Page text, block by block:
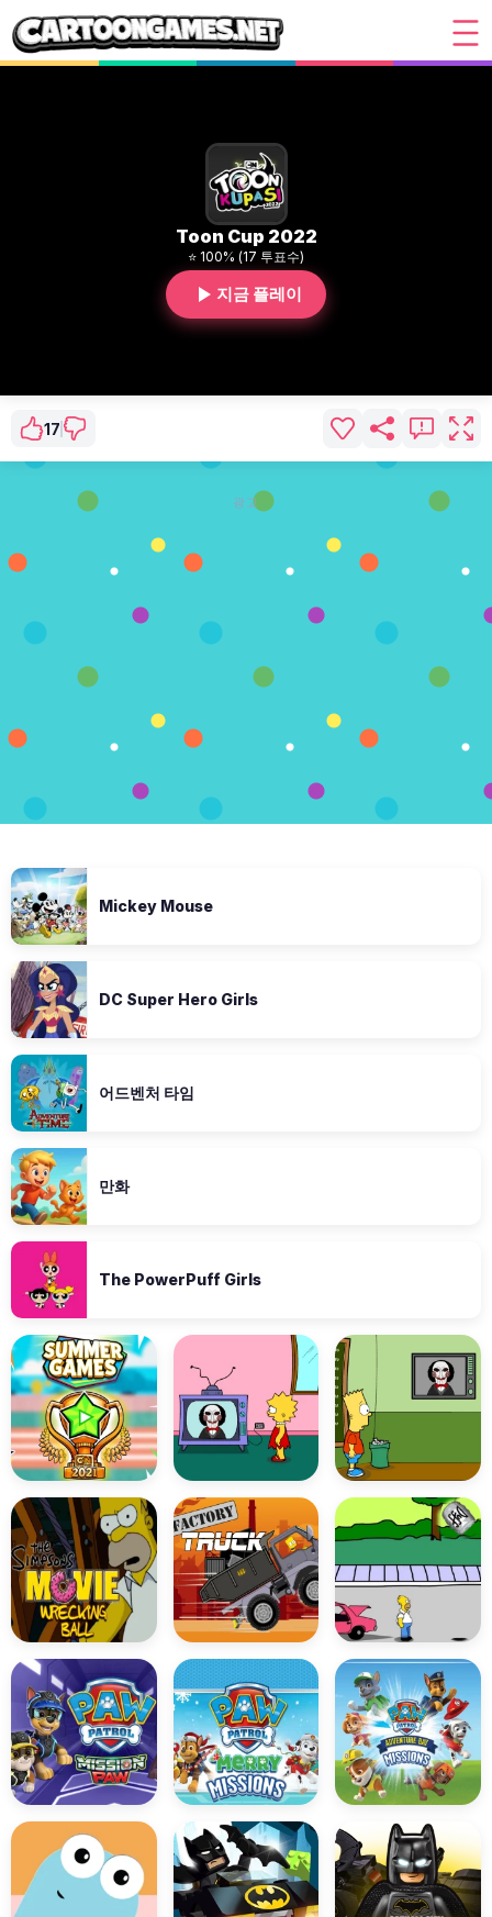
Toon Cup 2022
⭐ 100% (17 투표수)
지금 플레이
17
광고
Mickey Mouse
DC Super Hero Girls
어드벤처 타임
만화
The PowerPuff Girls